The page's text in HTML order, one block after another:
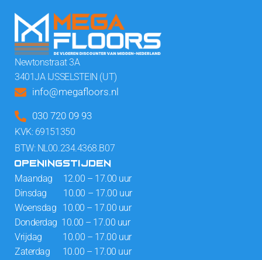
Newtonstraat 3A
3401JA IJSSELSTEIN (UT)
info@megafloors.nl
030 720 09 93
KVK: 69151350
BTW: NL00.234.4368.B07
OPENINGSTIJDEN
Maandag 12.00 – 17.00 uur
Dinsdag 10.00 – 17.00 uur
Woensdag 10.00 – 17.00 uur
Donderdag 10.00 – 17.00 uur
Vrijdag 10.00 – 17.00 uur
Zaterdag 10.00 – 17.00 uur